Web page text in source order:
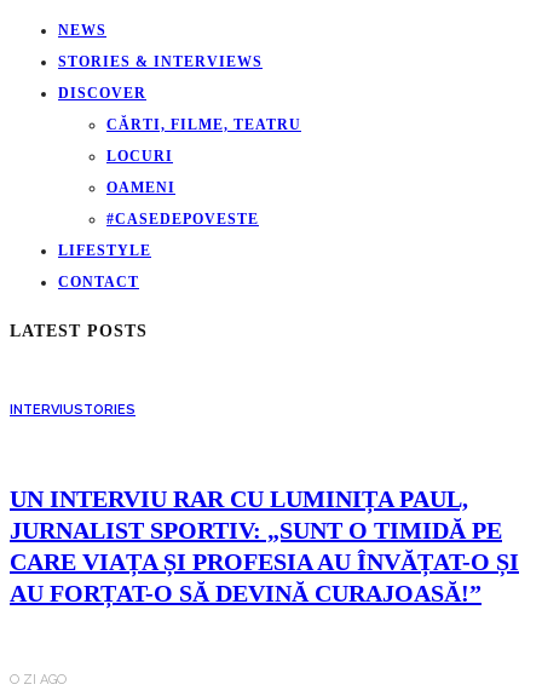
NEWS
STORIES & INTERVIEWS
DISCOVER
CĂRTI, FILME, TEATRU
LOCURI
OAMENI
#CASEDEPOVESTE
LIFESTYLE
CONTACT
LATEST POSTS
INTERVIUSTORIES
UN INTERVIU RAR CU LUMINIȚA PAUL,
JURNALIST SPORTIV: „SUNT O TIMIDĂ PE
CARE VIAȚA ȘI PROFESIA AU ÎNVĂȚAT-O ȘI
AU FORȚAT-O SĂ DEVINĂ CURAJOASĂ!”
O ZI AGO